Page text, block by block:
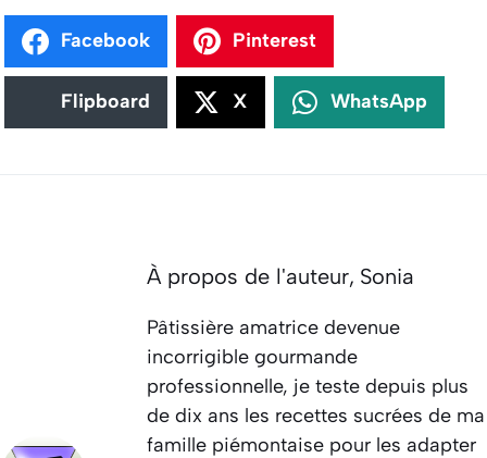
Facebook Pinterest
Flipboard X WhatsApp
À propos de l'auteur, Sonia
Pâtissière amatrice devenue
incorrigible gourmande
professionnelle, je teste depuis plus
de dix ans les recettes sucrées de ma
famille piémontaise pour les adapter